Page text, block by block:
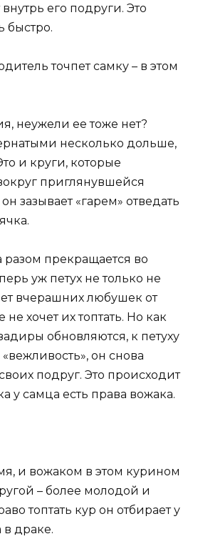
его подруги. Это
быстро.
точпет самку – в этом
неужели ее тоже нет?
несколько дольше,
и круги, которые
приглянувшейся
зазывает «гарем» отведать
разом прекращается во
уж петух не только не
вчерашних любушек от
хочет их топтать. Но как
обновляются, к петуху
он снова
подруг. Это происходит
у самца есть права вожака.
и вожаком в этом курином
– более молодой и
топтать кур он отбирает у
драке.